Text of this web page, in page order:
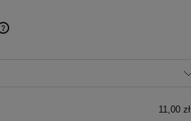
11,00 zł